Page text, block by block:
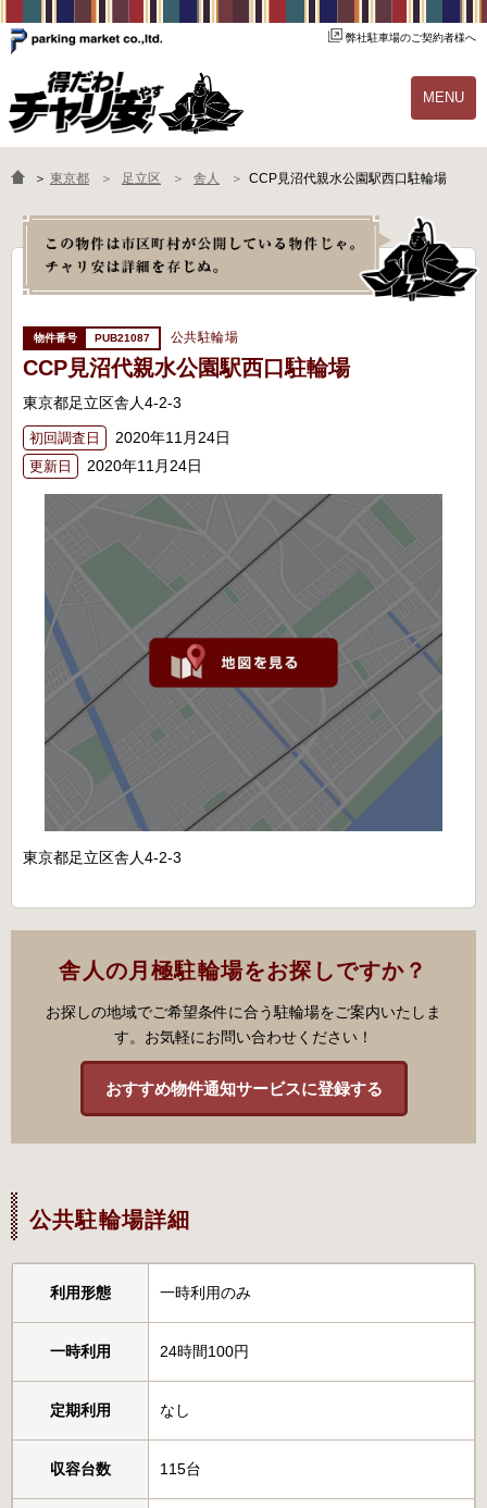
弊社駐車場のご契約者様へ
MENU
物件一覧 ご契約の流れ
よくあるご質問 駐輪場オーナー様へ
＞ 東京都 足立区 舎人 CCP見沼代親水公園駅西口駐輪場
PUB21087 公共駐輪場
CCP見沼代親水公園駅西口駐輪場
東京都足立区舎人4-2-3
初回調査日 2020年11月24日
更新日 2020年11月24日
東京都足立区舎人4-2-3
舎人の月極駐輪場をお探しですか？
お探しの地域でご希望条件に合う駐輪場をご案内いたしま
す。お気軽にお問い合わせください！
おすすめ物件通知サービスに登録する
公共駐輪場詳細
利用形態 一時利用のみ
一時利用 24時間100円
定期利用 なし
収容台数 115台